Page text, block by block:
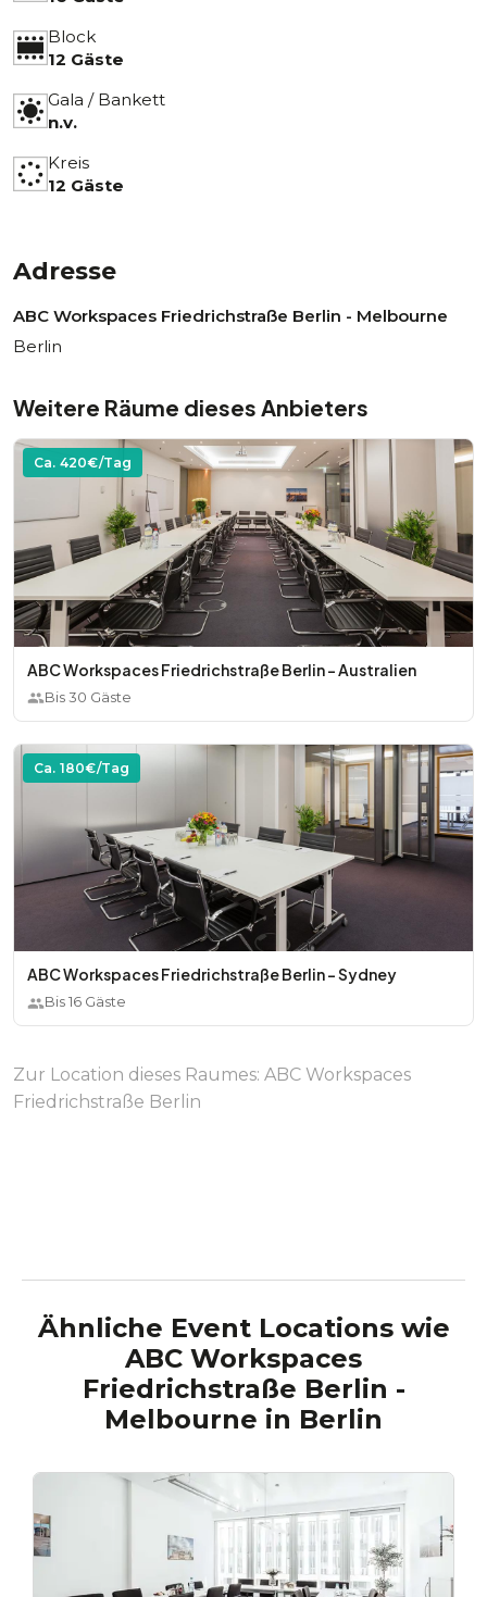
Block
12 Gäste
Gala / Bankett
n.v.
Kreis
12 Gäste
Adresse
ABC Workspaces Friedrichstraße Berlin - Melbourne
Berlin
Weitere Räume dieses Anbieters
Ca. 420€/Tag
ABC Workspaces Friedrichstraße Berlin - Australien
Bis30 Gäste
Ca. 180€/Tag
ABC Workspaces Friedrichstraße Berlin - Sydney
Bis16 Gäste
Zur Location dieses Raumes: ABC Workspaces
Friedrichstraße Berlin
Ähnliche Event Locations wie
ABC Workspaces
Friedrichstraße Berlin -
Melbourne in Berlin